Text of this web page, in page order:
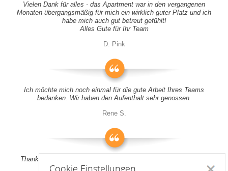
Vielen Dank für alles - das Apartment war in den vergangenen
Monaten übergangsmäßig für mich ein wirklich guter Platz und ich
habe mich auch gut betreut gefühlt!
Alles Gute für Ihr Team
D. Pink
Ich möchte mich noch einmal für die gute Arbeit Ihres Teams
bedanken. Wir haben den Aufenthalt sehr genossen.
Rene S.
Thank you all for your support! It was a pleasure to stay at your
apartment
Cookie Einstellungen